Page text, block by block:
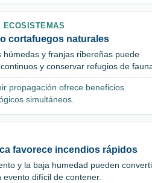
ECOSISTEMAS
cortafuegos naturales
húmedas y franjas ribereñas puede
y conservar refugios de
propagación ofrece beneficios
simultáneos.
favorece incendios rápidos
y la baja humedad pueden
difícil de contener.